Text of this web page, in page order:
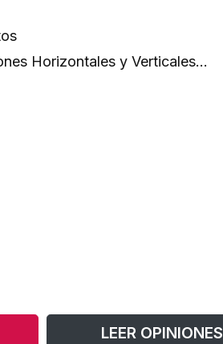
Horizontales y Verticales…
LEER OPINIONES